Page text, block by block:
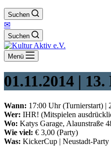
Suchen
✉
Suchen
Menü
01.11.2014 |
Wann: 17:00 Uhr (Turnierstart) |
Wer: IHR! (Mitspielen
Wo: Katys Garage, Alaunstraße
Wie viel: € 3,00 (Party)
Was: KickerCup | Neustadt-Party